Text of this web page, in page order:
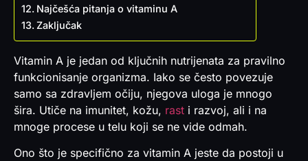
Najčešća pitanja o vitaminu A
Zaključak
Vitamin A je jedan od ključnih nutrijenata za pravilno
funkcionisanje organizma. Iako se često povezuje
samo sa zdravljem očiju, njegova uloga je mnogo
šira. Utiče na imunitet, kožu, rast i razvoj, ali i na
mnoge procese u telu koji se ne vide odmah.
Ono što je specifično za vitamin A jeste da postoji u